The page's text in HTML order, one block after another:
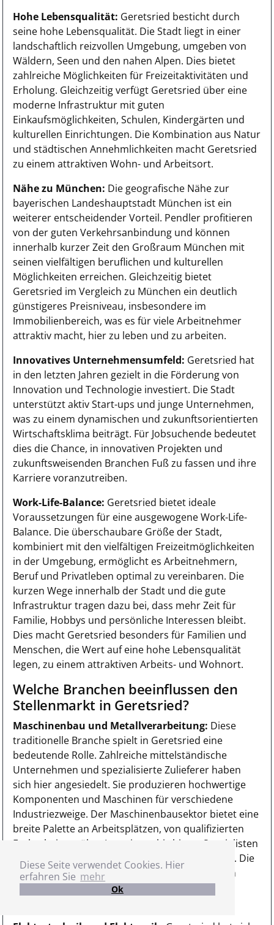
Diese Seite verwendet Cookies. Hier
erfahren Sie mehr
Ok
Hohe Lebensqualität: Geretsried besticht durch
seine hohe Lebensqualität. Die Stadt liegt in einer
landschaftlich reizvollen Umgebung, umgeben von
Wäldern, Seen und den nahen Alpen. Dies bietet
zahlreiche Möglichkeiten für Freizeitaktivitäten und
Erholung. Gleichzeitig verfügt Geretsried über eine
moderne Infrastruktur mit guten
Einkaufsmöglichkeiten, Schulen, Kindergärten und
kulturellen Einrichtungen. Die Kombination aus Natur
und städtischen Annehmlichkeiten macht Geretsried
zu einem attraktiven Wohn- und Arbeitsort.
Nähe zu München: Die geografische Nähe zur
bayerischen Landeshauptstadt München ist ein
weiterer entscheidender Vorteil. Pendler profitieren
von der guten Verkehrsanbindung und können
innerhalb kurzer Zeit den Großraum München mit
seinen vielfältigen beruflichen und kulturellen
Möglichkeiten erreichen. Gleichzeitig bietet
Geretsried im Vergleich zu München ein deutlich
günstigeres Preisniveau, insbesondere im
Immobilienbereich, was es für viele Arbeitnehmer
attraktiv macht, hier zu leben und zu arbeiten.
Innovatives Unternehmensumfeld: Geretsried hat
in den letzten Jahren gezielt in die Förderung von
Innovation und Technologie investiert. Die Stadt
unterstützt aktiv Start-ups und junge Unternehmen,
was zu einem dynamischen und zukunftsorientierten
Wirtschaftsklima beiträgt. Für Jobsuchende bedeutet
dies die Chance, in innovativen Projekten und
zukunftsweisenden Branchen Fuß zu fassen und ihre
Karriere voranzutreiben.
Work-Life-Balance: Geretsried bietet ideale
Voraussetzungen für eine ausgewogene Work-Life-
Balance. Die überschaubare Größe der Stadt,
kombiniert mit den vielfältigen Freizeitmöglichkeiten
in der Umgebung, ermöglicht es Arbeitnehmern,
Beruf und Privatleben optimal zu vereinbaren. Die
kurzen Wege innerhalb der Stadt und die gute
Infrastruktur tragen dazu bei, dass mehr Zeit für
Familie, Hobbys und persönliche Interessen bleibt.
Dies macht Geretsried besonders für Familien und
Menschen, die Wert auf eine hohe Lebensqualität
legen, zu einem attraktiven Arbeits- und Wohnort.
Welche Branchen beeinflussen den
Stellenmarkt in Geretsried?
Maschinenbau und Metallverarbeitung: Diese
traditionelle Branche spielt in Geretsried eine
bedeutende Rolle. Zahlreiche mittelständische
Unternehmen und spezialisierte Zulieferer haben
sich hier angesiedelt. Sie produzieren hochwertige
Komponenten und Maschinen für verschiedene
Industriezweige. Der Maschinenbausektor bietet eine
breite Palette an Arbeitsplätzen, von qualifizierten
Facharbeitern über Ingenieure bis hin zu Spezialisten
für Produktionsplanung und Qualitätssicherung. Die
ständige Weiterentwicklung und Innovationen in
diesem Bereich sorgen für einen stabilen und